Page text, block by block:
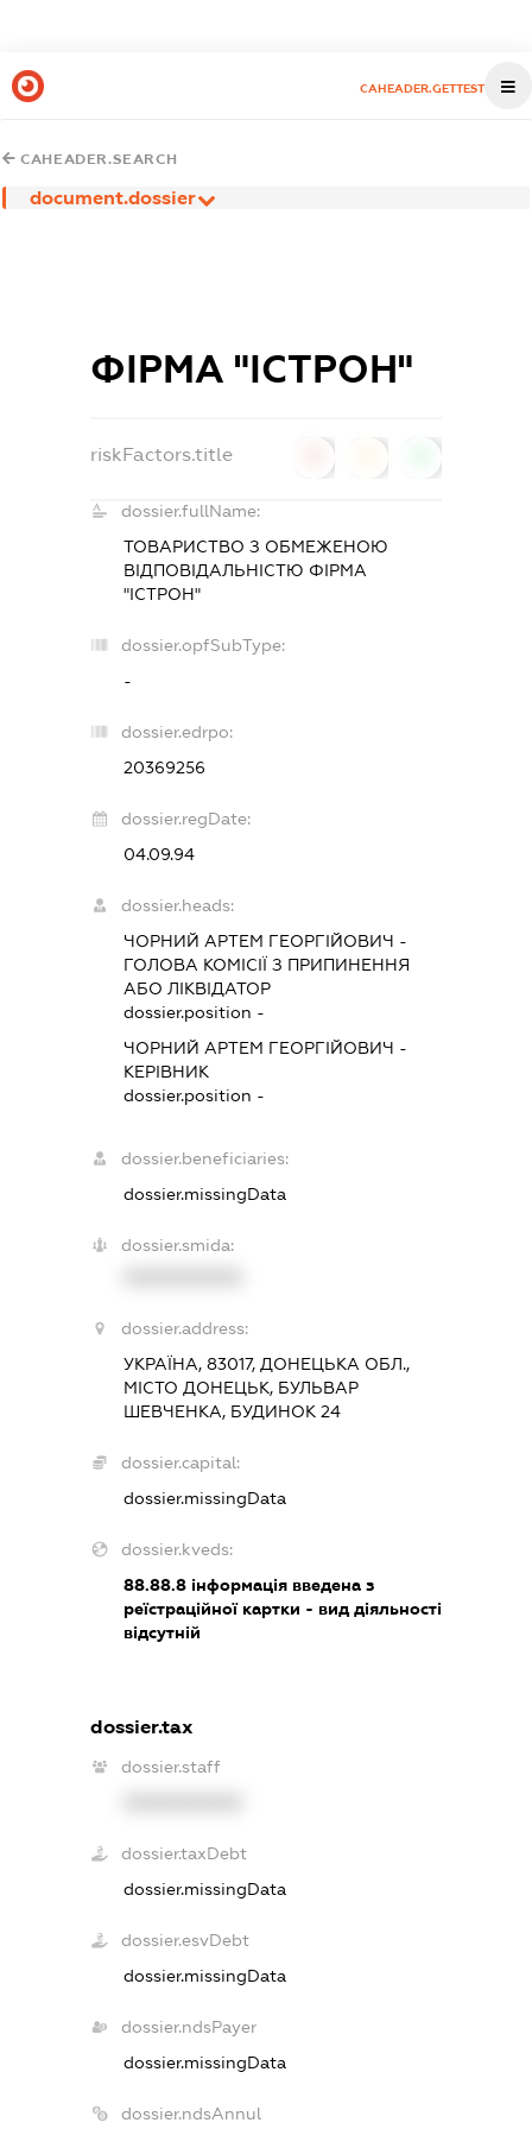
CAHEADER.GETTEST
CAHEADER.SEARCH
document.dossier
ФІРМА "ІСТРОН"
riskFactors.title
dossier.fullName:
ТОВАРИСТВО З ОБМЕЖЕНОЮ
ВІДПОВІДАЛЬНІСТЮ ФІРМА
"ІСТРОН"
dossier.opfSubType:
-
dossier.edrpo:
20369256
dossier.regDate:
04.09.94
dossier.heads:
ЧОРНИЙ АРТЕМ ГЕОРГІЙОВИЧ -
ГОЛОВА КОМІСІЇ З ПРИПИНЕННЯ
АБО ЛІКВІДАТОР
dossier.position -
ЧОРНИЙ АРТЕМ ГЕОРГІЙОВИЧ -
КЕРІВНИК
dossier.position -
dossier.beneficiaries:
dossier.missingData
dossier.smida:
dossier.address:
УКРАЇНА, 83017, ДОНЕЦЬКА ОБЛ.,
МІСТО ДОНЕЦЬК, БУЛЬВАР
ШЕВЧЕНКА, БУДИНОК 24
dossier.capital:
dossier.missingData
dossier.kveds:
88.88.8інформація введена з
реїстраційної картки - вид діяльності
відсутній
dossier.tax
dossier.staff
dossier.taxDebt
dossier.missingData
dossier.esvDebt
dossier.missingData
dossier.ndsPayer
dossier.missingData
dossier.ndsAnnul